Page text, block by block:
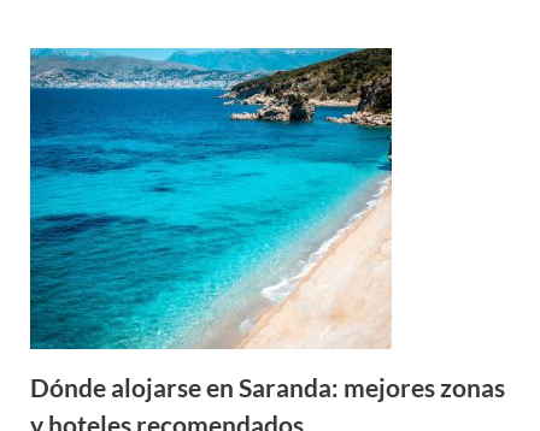
Dónde alojarse en Saranda: mejores zonas
y hoteles recomendados